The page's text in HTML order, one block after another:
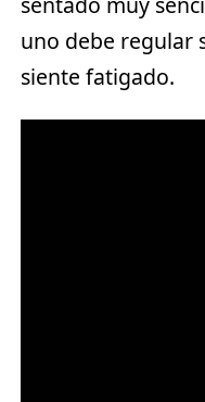
uno debe regular
siente fatigado.